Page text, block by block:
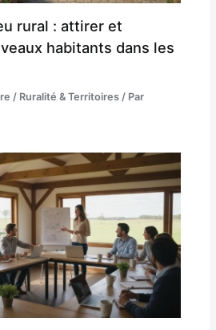
rural : attirer et
habitants dans les
/ Ruralité & Territoires / Par